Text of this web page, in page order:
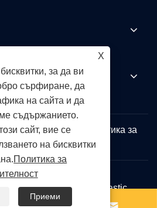
RSS XML
Политика за
2026 Qingdao Yongte Plastic
Всички права запазени.
X
за да ви
сърфиране, да
на сайта и да
съдържанието.
сайт, вие се
на бисквитки
Политика за
Приеми